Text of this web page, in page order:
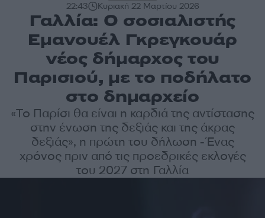
22:43 Κυριακή 22 Μαρτίου 2026
Γαλλία: Ο σοσιαλιστής
Εμανουέλ Γκρεγκουάρ
νέος δήμαρχος του
Παρισιού, με το ποδήλατο
στο δημαρχείο
«Το Παρίσι θα είναι η καρδιά της αντίστασης
στην ένωση της δεξιάς και της άκρας
δεξιάς», η πρώτη του δήλωση - Ένας
χρόνος πριν από τις προεδρικές εκλογές
του 2027 στη Γαλλία